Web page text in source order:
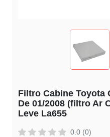
Filtro Cabine Toyota
De 01/2008 (filtro Ar
Leve La655
0.0 (0)